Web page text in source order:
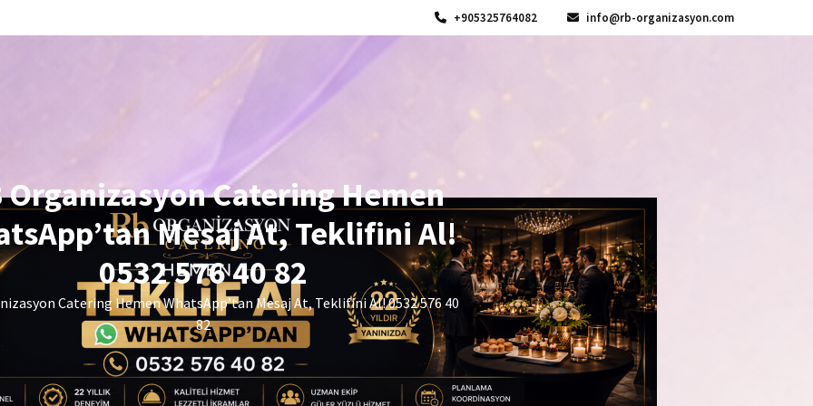
+905325764082 info@rb-organizasyon.com
Organizasyon Catering Hemen
Mesaj At, Teklifini Al!
0532 576 40 82
Catering Hemen WhatsApp’tan Mesaj At, Teklifini Al! 0532 576 40
82